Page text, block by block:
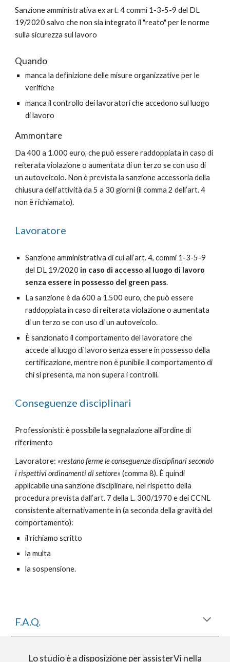
Sanzione amministrativa ex art. 4 commi 1-3-5-9 del DL
19/2020 salvo che non sia integrato il "reato" per le norme
sulla sicurezza sul lavoro
Quando
manca la definizione delle misure organizzative per le
verifiche
manca il controllo dei lavoratori che accedono sul luogo
di lavoro
Ammontare
Da 400 a 1.000 euro, che può essere raddoppiata in caso di
reiterata violazione o aumentata di un terzo se con uso di
un autoveicolo. Non è prevista la sanzione accessoria della
chiusura dell’attività da 5 a 30 giorni (il comma 2 dell’art. 4
non è richiamato).
Lavoratore
Sanzione amministrativa di cui all’art. 4, commi 1-3-5-9
del DL 19/2020 in caso di accesso al luogo di lavoro
senza essere in possesso del green pass.
La sanzione è da 600 a 1.500 euro, che può essere
raddoppiata in caso di reiterata violazione o aumentata
di un terzo se con uso di un autoveicolo.
È sanzionato il comportamento del lavoratore che
accede al luogo di lavoro senza essere in possesso della
certificazione, mentre non è punibile il comportamento di
chi si presenta, ma non supera i controlli.
Conseguenze disciplinari
Professionisti: è possibile la segnalazione all'ordine di
riferimento
Lavoratore: «restano ferme le conseguenze disciplinari secondo
i rispettivi ordinamenti di settore» (comma 8). È quindi
applicabile una sanzione disciplinare, nel rispetto della
procedura prevista dall’art. 7 della L. 300/1970 e dei CCNL
consistente alternativamente in (a seconda della gravità del
comportamento):
il richiamo scritto
la multa
la sospensione.
F.A.Q.
Lo studio è a disposizione per assisterVi nella